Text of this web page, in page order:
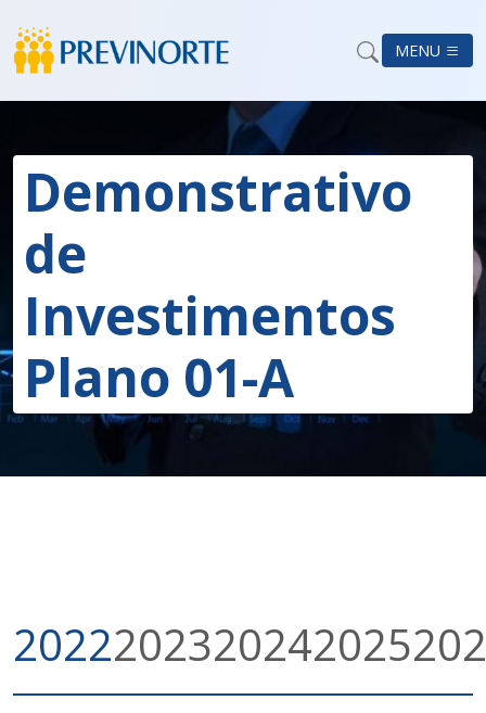
MENU
Demonstrativo
de
Investimentos
Plano 01-A
2022202320242025